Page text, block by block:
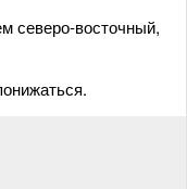
северо-восточный,